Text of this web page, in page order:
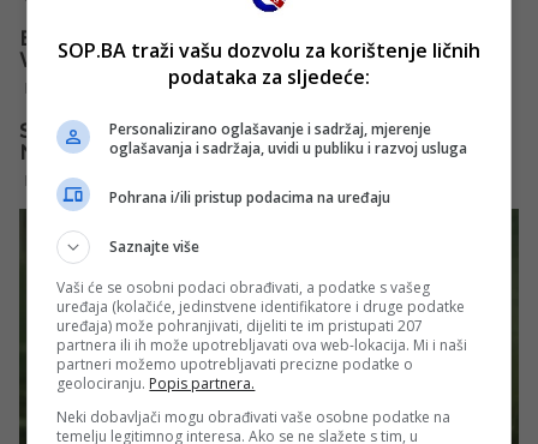
SOP.BA traži vašu dozvolu za korištenje ličnih
podataka za sljedeće:
Personalizirano oglašavanje i sadržaj, mjerenje
oglašavanja i sadržaja, uvidi u publiku i razvoj usluga
Pohrana i/ili pristup podacima na uređaju
Saznajte više
Vaši će se osobni podaci obrađivati, a podatke s vašeg
uređaja (kolačiće, jedinstvene identifikatore i druge podatke
uređaja) može pohranjivati, dijeliti te im pristupati 207
partnera ili ih može upotrebljavati ova web-lokacija. Mi i naši
partneri možemo upotrebljavati precizne podatke o
geolociranju. Popis partnera.
Neki dobavljači mogu obrađivati vaše osobne podatke na
temelju legitimnog interesa. Ako se ne slažete s tim, u